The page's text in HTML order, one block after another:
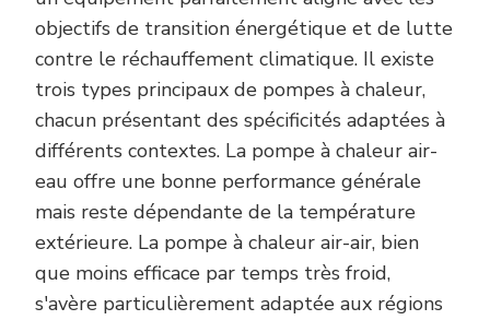
objectifs de transition énergétique et de lutte
contre le réchauffement climatique. Il existe
trois types principaux de pompes à chaleur,
chacun présentant des spécificités adaptées à
différents contextes. La pompe à chaleur air-
eau offre une bonne performance générale
mais reste dépendante de la température
extérieure. La pompe à chaleur air-air, bien
que moins efficace par temps très froid,
s'avère particulièrement adaptée aux régions